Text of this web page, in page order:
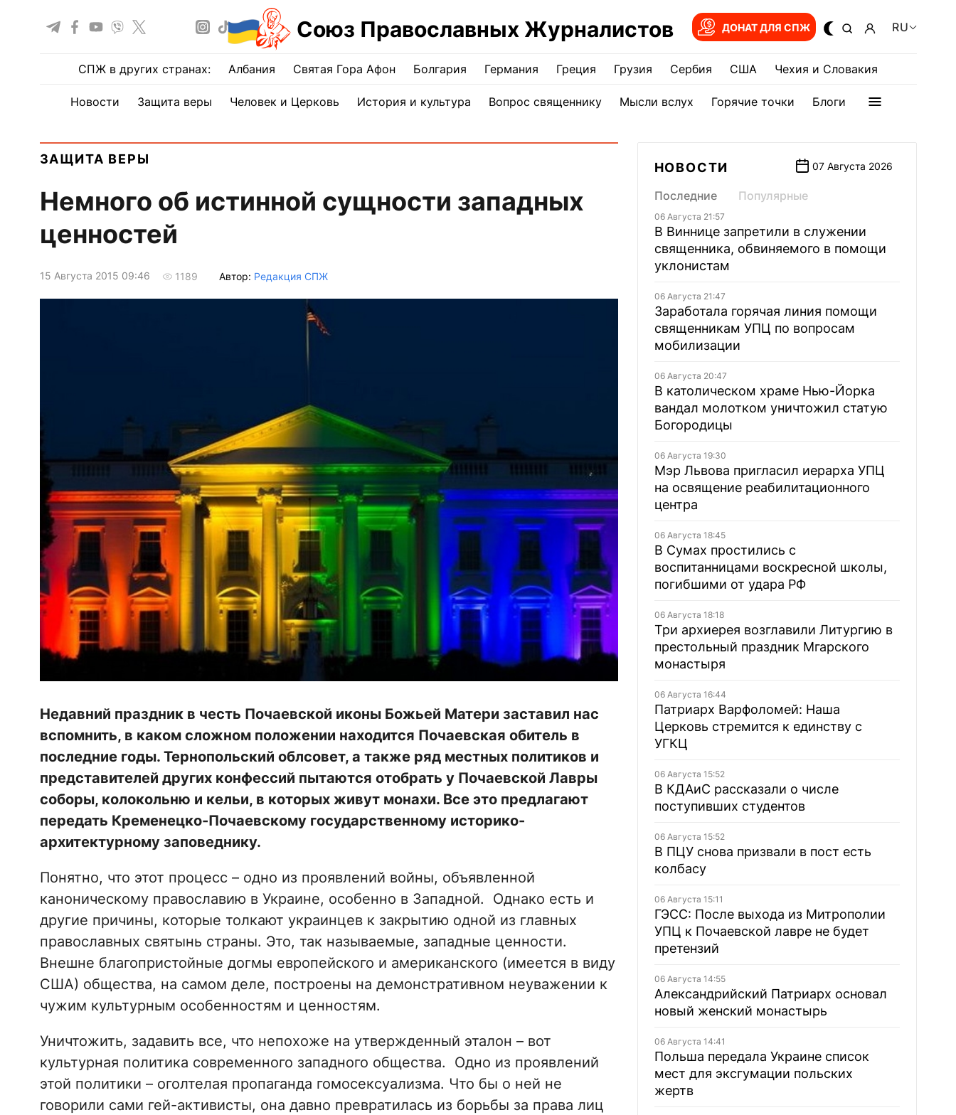
Союз Православных Журналистов ДОНАТ ДЛЯ СПЖ RU
СПЖ в других странах: Албания Святая Гора Афон Болгария Германия Греция Грузия Сербия США Чехия и Словакия
Новости Защита веры Человек и Церковь История и культура Вопрос священнику Мысли вслух Горячие точки Блоги
ЗАЩИТА ВЕРЫ
Немного об истинной сущности западных
ценностей
15 Августа 2015 09:46 1189 Автор: Редакция СПЖ
Недавний праздник в честь Почаевской иконы Божьей Матери заставил нас
вспомнить, в каком сложном положении находится Почаевская обитель в
последние годы. Тернопольский облсовет, а также ряд местных политиков и
представителей других конфессий пытаются отобрать у Почаевской Лавры
соборы, колокольню и кельи, в которых живут монахи. Все это предлагают
передать Кременецко-Почаевскому государственному историко-
архитектурному заповеднику.
Понятно, что этот процесс – одно из проявлений войны, объявленной
каноническому православию в Украине, особенно в Западной. Однако есть и
другие причины, которые толкают украинцев к закрытию одной из главных
православных святынь страны. Это, так называемые, западные ценности.
Внешне благопристойные догмы европейского и американского (имеется в виду
США) общества, на самом деле, построены на демонстративном неуважении к
чужим культурным особенностям и ценностям.
Уничтожить, задавить все, что непохоже на утвержденный эталон – вот
культурная политика современного западного общества. Одно из проявлений
этой политики – оголтелая пропаганда гомосексуализма. Что бы о ней не
говорили сами гей-активисты, она давно превратилась из борьбы за права лиц
НОВОСТИ 07 Августа 2026
Последние Популярные
06 Августа 21:57
В Виннице запретили в служении
священника, обвиняемого в помощи
уклонистам
06 Августа 21:47
Заработала горячая линия помощи
священникам УПЦ по вопросам
мобилизации
06 Августа 20:47
В католическом храме Нью-Йорка
вандал молотком уничтожил статую
Богородицы
06 Августа 19:30
Мэр Львова пригласил иерарха УПЦ
на освящение реабилитационного
центра
06 Августа 18:45
В Сумах простились с
воспитанницами воскресной школы,
погибшими от удара РФ
06 Августа 18:18
Три архиерея возглавили Литургию в
престольный праздник Мгарского
монастыря
06 Августа 16:44
Патриарх Варфоломей: Наша
Церковь стремится к единству с
УГКЦ
06 Августа 15:52
В КДАиС рассказали о числе
поступивших студентов
06 Августа 15:52
В ПЦУ снова призвали в пост есть
колбасу
06 Августа 15:11
ГЭСС: После выхода из Митрополии
УПЦ к Почаевской лавре не будет
претензий
06 Августа 14:55
Александрийский Патриарх основал
новый женский монастырь
06 Августа 14:41
Польша передала Украине список
мест для эксгумации польских
жертв